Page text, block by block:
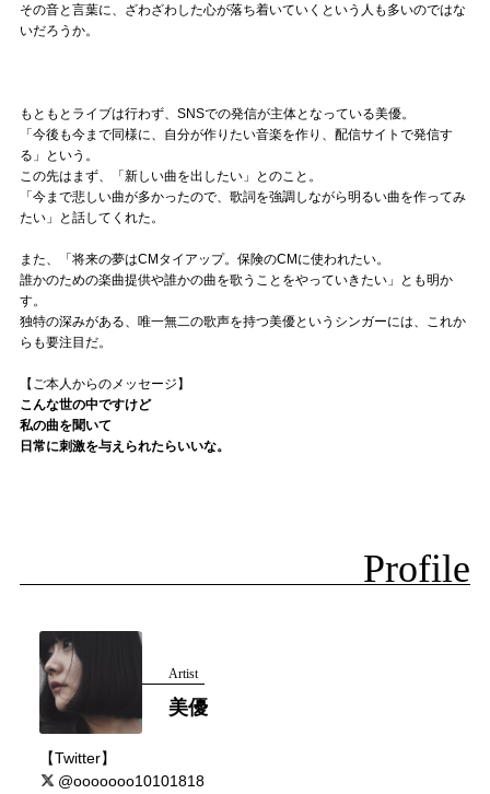
その音と言葉に、ざわざわした心が落ち着いていくという人も多いのではな
いだろうか。
もともとライブは行わず、SNSでの発信が主体となっている美優。
「今後も今まで同様に、自分が作りたい音楽を作り、配信サイトで発信す
る」という。
この先はまず、「新しい曲を出したい」とのこと。
「今まで悲しい曲が多かったので、歌詞を強調しながら明るい曲を作ってみ
たい」と話してくれた。
また、「将来の夢はCMタイアップ。保険のCMに使われたい。
誰かのための楽曲提供や誰かの曲を歌うことをやっていきたい」とも明か
す。
独特の深みがある、唯一無二の歌声を持つ美優というシンガーには、これか
らも要注目だ。
【ご本人からのメッセージ】
こんな世の中ですけど
私の曲を聞いて
日常に刺激を与えられたらいいな。
Profile
Artist
美優
【Twitter】
@ooooooo10101818